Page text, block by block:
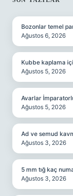
Bozonlar temel
Ağustos 6, 2026
Kubbe kaplama
Ağustos 5, 2026
Avarlar
Ağustos 5, 2026
Ad ve semud
Ağustos 3, 2026
5 mm tığ kaç
Ağustos 3, 2026